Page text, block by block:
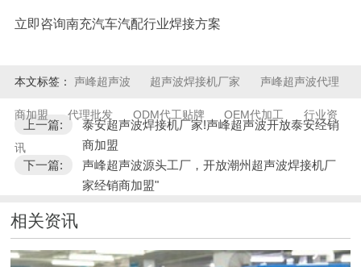
立即咨询南充汽车汽配行业焊接方案
本文标签： 声峰超声波 超声波焊接机厂家 声峰超声波代理
商加盟 代理批发 ODM代工贴牌 OEM代加工 行业资
讯
上一篇:
泰安超声波焊接机厂家!声峰超声波开放泰安经销
商加盟
下一篇:
声峰超声波源头工厂，开放潮州超声波焊接机厂
家经销商加盟"
相关资讯